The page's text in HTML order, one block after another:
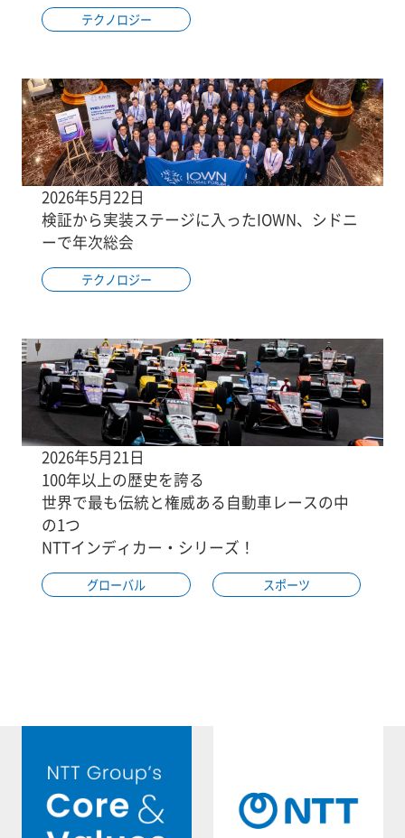
テクノロジー
2026年5月22日
検証から実装ステージに入ったIOWN、シドニ
ーで年次総会
テクノロジー
2026年5月21日
100年以上の歴史を誇る
世界で最も伝統と権威ある自動車レースの中
の1つ
NTTインディカー・シリーズ！
グローバル スポーツ